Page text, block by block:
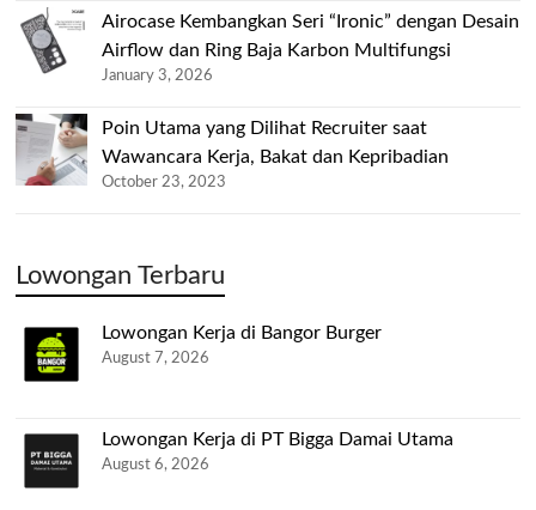
Airocase Kembangkan Seri “Ironic” dengan Desain
Airflow dan Ring Baja Karbon Multifungsi
January 3, 2026
Poin Utama yang Dilihat Recruiter saat
Wawancara Kerja, Bakat dan Kepribadian
October 23, 2023
Lowongan Terbaru
Lowongan Kerja di Bangor Burger
August 7, 2026
Lowongan Kerja di PT Bigga Damai Utama
August 6, 2026